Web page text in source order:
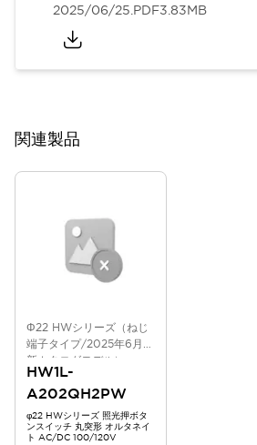
2025/06/25.PDF3.83MB
関連製品
Φ22 HWシリーズ（ねじ
端子タイプ/2025年6月版
新カタログモデル）
HW1L-
A202QH2PW
φ22 HWシリーズ 照光押ボタ
ンスイッチ 丸突形 オルタネイ
ト AC/DC 100/120V